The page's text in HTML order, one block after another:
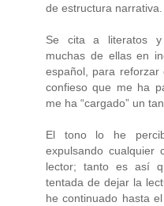
de estructura narrativa.
Se cita a literatos y
muchas de ellas en
español, para
confieso que me ha
me ha “cargado” un
El tono lo he
expulsando
lector; tanto es así
tentada de dejar la
he continuado hasta